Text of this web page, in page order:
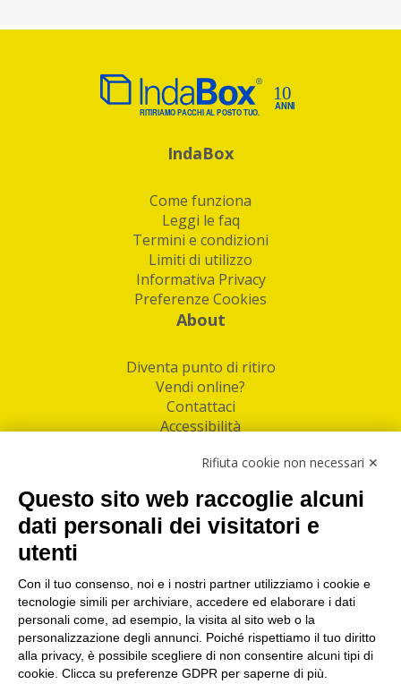
IndaBox
Come funziona
Leggi le faq
Termini e condizioni
Limiti di utilizzo
Informativa Privacy
Preferenze Cookies
About
Diventa punto di ritiro
Vendi online?
Contattaci
Accessibilità
Facebook
Linkedin
I nostri punti di ritiro e spedizione pacchi nelle
maggiori città italiane
Torino|Milano|Roma|Bologna|Firenze| Genova
Napoli|Varese
Rifiuta cookie non necessari ✕
Questo sito web raccoglie alcuni
dati personali dei visitatori e
utenti
Con il tuo consenso, noi e i nostri partner utilizziamo i cookie e
tecnologie simili per archiviare, accedere ed elaborare i dati
personali come, ad esempio, la visita al sito web o la
personalizzazione degli annunci. Poiché rispettiamo il tuo diritto
alla privacy, è possibile scegliere di non consentire alcuni tipi di
cookie. Clicca su preferenze GDPR per saperne di più.